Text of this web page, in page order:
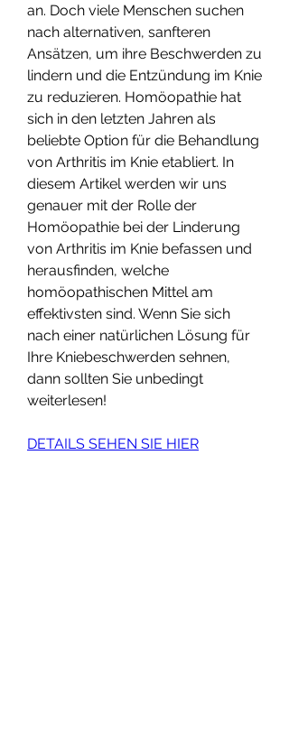
an. Doch viele Menschen suchen
nach alternativen, sanfteren
Ansätzen, um ihre Beschwerden zu
lindern und die Entzündung im Knie
zu reduzieren. Homöopathie hat
sich in den letzten Jahren als
beliebte Option für die Behandlung
von Arthritis im Knie etabliert. In
diesem Artikel werden wir uns
genauer mit der Rolle der
Homöopathie bei der Linderung
von Arthritis im Knie befassen und
herausfinden, welche
homöopathischen Mittel am
effektivsten sind. Wenn Sie sich
nach einer natürlichen Lösung für
Ihre Kniebeschwerden sehnen,
dann sollten Sie unbedingt
weiterlesen!
DETAILS SEHEN SIE HIER